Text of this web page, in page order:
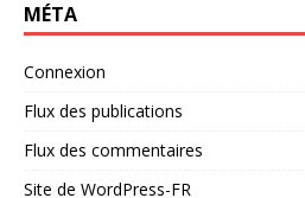
MÉTA
Connexion
Flux des publications
Flux des commentaires
Site de WordPress-FR